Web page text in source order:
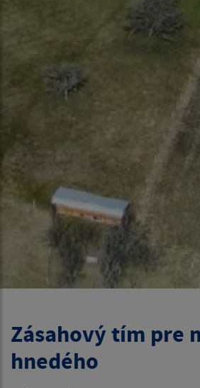
Zásahový tím pre
hnedého